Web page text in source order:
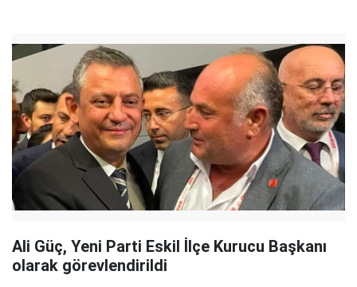
Ali Güç, Yeni Parti Eskil İlçe Kurucu Başkanı
olarak görevlendirildi